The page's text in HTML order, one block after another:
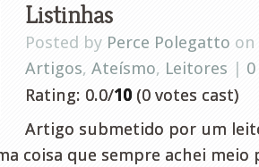
Listinhas
Posted by Perce Polegatto on
Artigos, Ateísmo, Leitores |
Rating: 0.0/10 (0 votes cast)
Artigo submetido por um
coisa que sempre achei meio